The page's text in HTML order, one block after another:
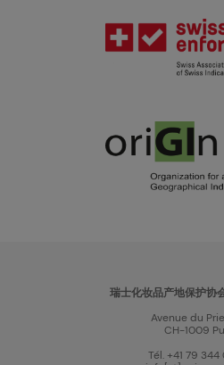
瑞士化妆品产地保护协
Avenue du
CH-1009
Tél. +41 79